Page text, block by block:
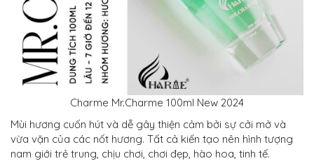
Charme Mr.Charme 100ml New 2024
Mùi hương cuốn hút và dễ gây thiện cảm bởi sự cởi mở và
vừa vặn của các nốt hương. Tất cả kiến tạo nên hình tượng
nam giới trẻ trung, chịu chơi, chơi đẹp, hào hoa, tinh tế.